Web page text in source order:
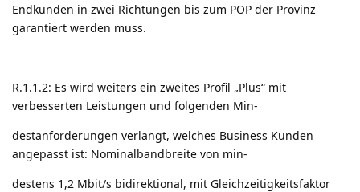
Endkunden in zwei Richtungen bis zum POP der Provinz
garantiert werden muss.
R.1.1.2: Es wird weiters ein zweites Profil „Plus“ mit
verbesserten Leistungen und folgenden Min-
destanforderungen verlangt, welches Business Kunden
angepasst ist: Nominalbandbreite von min-
destens 1,2 Mbit/s bidirektional, mit Gleichzeitigkeitsfaktor